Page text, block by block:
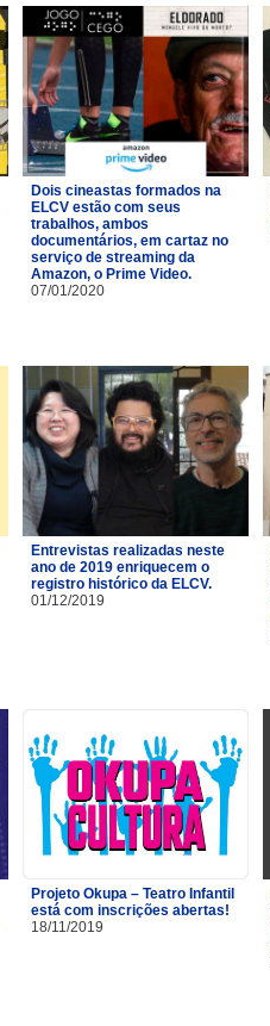
Dois cineastas formados na
ELCV estão com seus
trabalhos, ambos
documentários, em cartaz no
serviço de streaming da
Amazon, o Prime Video.
07/01/2020
Entrevistas realizadas neste
ano de 2019 enriquecem o
registro histórico da ELCV.
01/12/2019
Projeto Okupa – Teatro Infantil
está com inscrições abertas!
18/11/2019